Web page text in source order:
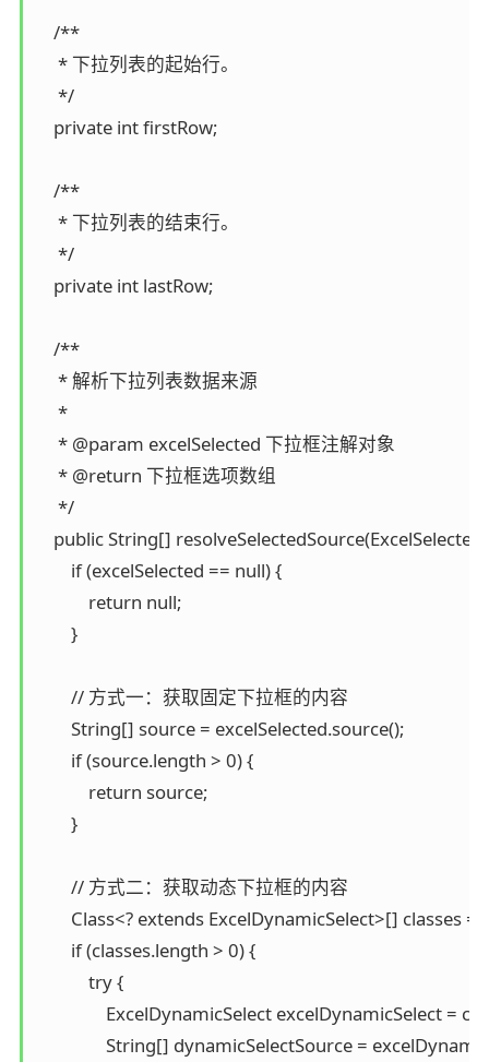
    /**
     * 下拉列表的起始行。
     */
    private int firstRow;
    /**
     * 下拉列表的结束行。
     */
    private int lastRow;
    /**
     * 解析下拉列表数据来源
     *
     * @param excelSelected 下拉框注解对象
     * @return 下拉框选项数组
     */
public String[] resolveSelectedSource(ExcelSelected
        if (excelSelected == null) {
            return null;
        }
        // 方式一：获取固定下拉框的内容
        String[] source = excelSelected.source();
        if (source.length > 0) {
            return source;
        }
        // 方式二：获取动态下拉框的内容
Class<? extends ExcelDynamicSelect>[] classes
        if (classes.length > 0) {
            try {
ExcelDynamicSelect excelDynamicSelect =
String[] dynamicSelectSource =